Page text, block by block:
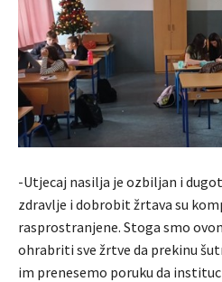
-Utjecaj nasilja je ozbiljan i
zdravlje i dobrobit žrtava su
rasprostranjene. Stoga smo
ohrabriti sve žrtve da prekinu
im prenesemo poruku da